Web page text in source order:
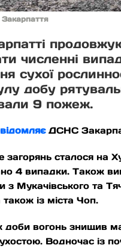
численні
сухої
добу
9 пожеж.
ДСНС
загорянь сталося на
4 випадки. Також
з Мукачівського та
також із міста Чоп.
доби вогонь знищив
Водночас із